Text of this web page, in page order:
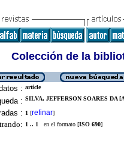
Colección de la
: article
: SILVA, JEFFERSON SOARES DA
: 1 [refinar]
1 .. 1 en el formato [ISO 690]